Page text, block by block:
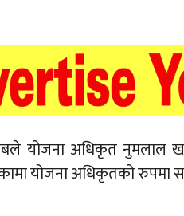
योजना अधिकृत नुमलाल
योजना अधिकृतको